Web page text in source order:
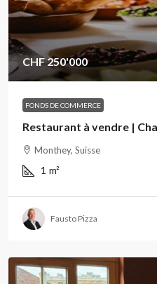
CHF 250'000
FONDS DE COMMERCE
Restaurant à vendre |
Monthey, Suisse
1 m²
Fausto Pizza